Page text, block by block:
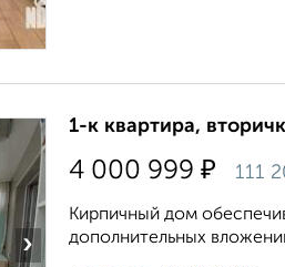
›
1-к квартира,
4 000 999 ₽ 111
Кирпичный дом
дополнительных